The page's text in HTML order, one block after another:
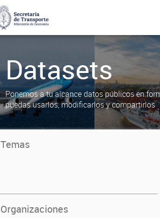
Datasets
Ponemos a tu alcance datos públicos en
puedas usarlos, modificarlos y compartirlos
Temas
Organizaciones